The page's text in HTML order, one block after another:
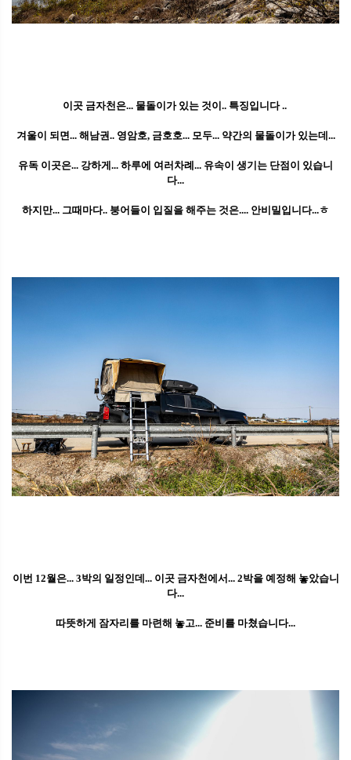
이곳 금자천은... 물돌이가 있는 것이.. 특징입니다 ..
겨울이 되면... 해남권.. 영암호, 금호호... 모두... 약간의 물돌이가 있는데...
유독 이곳은... 강하게... 하루에 여러차례... 유속이 생기는 단점이 있습니
다...
하지만... 그때마다.. 붕어들이 입질을 해주는 것은.... 안비밀입니다...ㅎ
이번 12월은... 3박의 일정인데... 이곳 금자천에서... 2박을 예정해 놓았습니
다...
따뜻하게 잠자리를 마련해 놓고... 준비를 마쳤습니다...